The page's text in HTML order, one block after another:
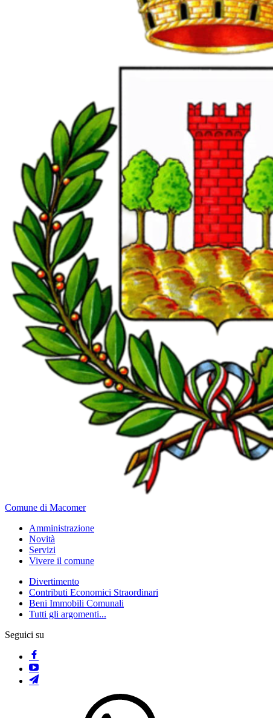
Comune di Macomer
Amministrazione
Novità
Servizi
Vivere il comune
Divertimento
Contributi Economici Straordinari
Beni Immobili Comunali
Tutti gli argomenti...
Seguici su